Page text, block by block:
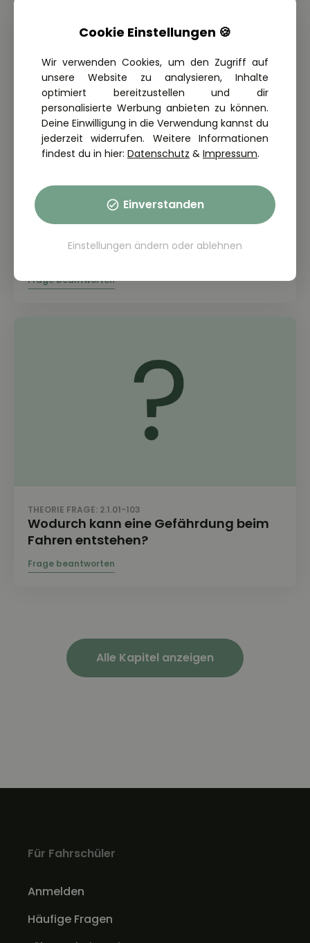
THEORIE FRAGE: 2.1.01-102
Wozu führt das Hören von lauter Musik,
vor allem mit extremen Bässen, im
THEORIE FRAGE: 2.1.01-103
Wodurch kann eine Gefährdung beim
Fahren entstehen?
Alle Kapitel anzeigen
Für Fahrschüler
Anmelden
Häufige Fragen
Cookie Einstellungen 🍪
Wir verwenden Cookies, um den Zugriff auf
unsere Website zu analysieren, Inhalte
optimiert bereitzustellen und dir
personalisierte Werbung anbieten zu können.
Deine Einwilligung in die Verwendung kannst du
jederzeit widerrufen. Weitere Informationen
findest du in hier: Datenschutz & Impressum.
Einverstanden
Einstellungen ändern oder ablehnen